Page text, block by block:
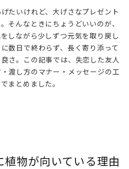
たいけれど、大げさなプレゼント
そんなときにちょうどいいのが、
しながら少しずつ元気を取り戻し
数日で終わらず、長く寄り添って
さ。この記事では、失恋した友人
渡し方のマナー・メッセージの工
まとめました。
物が向いている理由